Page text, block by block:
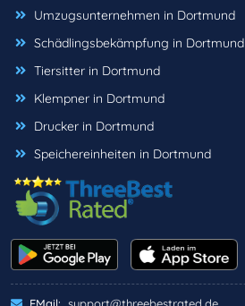
Umzugsunternehmen in Dortmund
Schädlingsbekämpfung in Dortmund
Tiersitter in Dortmund
Klempner in Dortmund
Drucker in Dortmund
Speichereinheiten in Dortmund
EMail: support@threebestrated.de